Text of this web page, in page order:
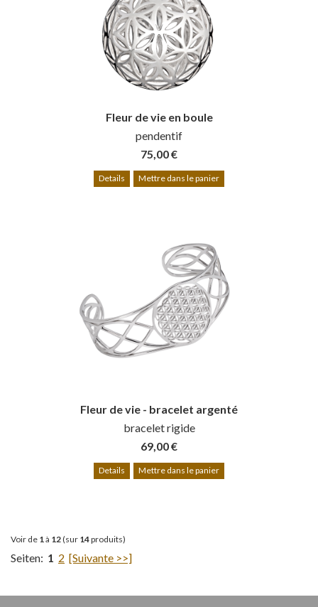
Fleur de vie en boule
pendentif
75,00 €
Details Mettre dans le panier
Fleur de vie - bracelet argenté
bracelet rigide
69,00 €
Details Mettre dans le panier
Voir de 1à 12(sur 14produits)
Seiten: 1 2 [Suivante >>]